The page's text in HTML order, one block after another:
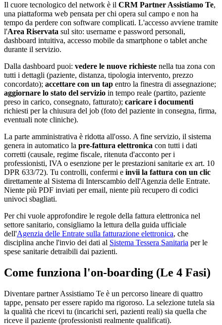
Il cuore tecnologico del network è il CRM Partner Assistiamo Te,
una piattaforma web pensata per chi opera sul campo e non ha
tempo da perdere con software complicati. L'accesso avviene tramite
l'Area Riservata sul sito: username e password personali,
dashboard intuitiva, accesso mobile da smartphone o tablet anche
durante il servizio.
Dalla dashboard puoi: vedere le nuove richieste nella tua zona con
tutti i dettagli (paziente, distanza, tipologia intervento, prezzo
concordato); accettare con un tap entro la finestra di assegnazione;
aggiornare lo stato del servizio in tempo reale (partito, paziente
preso in carico, consegnato, fatturato); caricare i documenti
richiesti per la chiusura del job (foto del paziente in consegna, firma,
eventuali note cliniche).
La parte amministrativa è ridotta all'osso. A fine servizio, il sistema
genera in automatico la pre-fattura elettronica con tutti i dati
corretti (causale, regime fiscale, ritenuta d'acconto per i
professionisti, IVA o esenzione per le prestazioni sanitarie ex art. 10
DPR 633/72). Tu controlli, confermi e invii la fattura con un clic
direttamente al Sistema di Interscambio dell'Agenzia delle Entrate.
Niente più PDF inviati per email, niente più recupero di codici
univoci sbagliati.
Per chi vuole approfondire le regole della fattura elettronica nel
settore sanitario, consigliamo la lettura della guida ufficiale
dell'Agenzia delle Entrate sulla fatturazione elettronica, che
disciplina anche l'invio dei dati al Sistema Tessera Sanitaria per le
spese sanitarie detraibili dai pazienti.
Come funziona l'on-boarding (Le 4 Fasi)
Diventare partner Assistiamo Te è un percorso lineare di quattro
tappe, pensato per essere rapido ma rigoroso. La selezione tutela sia
la qualità che ricevi tu (incarichi seri, pazienti reali) sia quella che
riceve il paziente (professionisti realmente qualificati).